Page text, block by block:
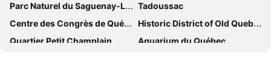
Parc Naturel du Saguenay-Lac St Jean
Tadoussac
Centre des Congrès de Québec
Historic District of Old Quebec
Quartier Petit Champlain
Aquarium du Québec